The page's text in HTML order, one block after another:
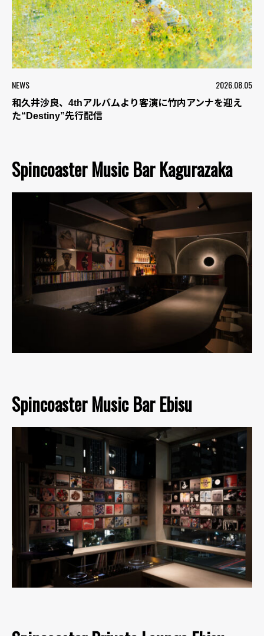
NEWS 2026.08.05
和久井沙良、4thアルバムより客演に竹内アンナを迎え
た“Destiny”先行配信
Spincoaster Music Bar Kagurazaka
Spincoaster Music Bar Ebisu